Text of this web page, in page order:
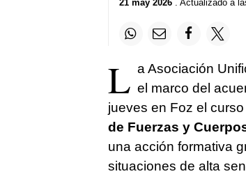
21 may 2026. Actualizado a
L a Asociación
el marco del
jueves en Foz el curso
de Fuerzas y
una acción formativa
situaciones de alta